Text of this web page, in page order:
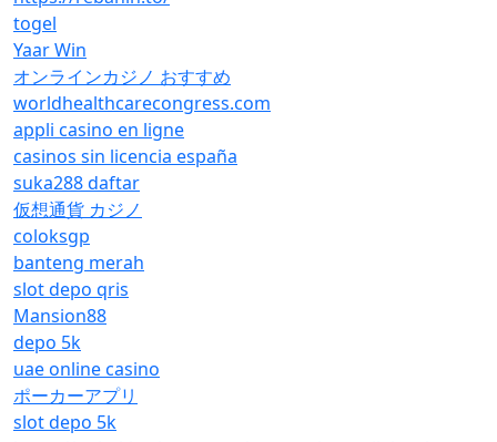
togel
Yaar Win
オンラインカジノ おすすめ
worldhealthcarecongress.com
appli casino en ligne
casinos sin licencia españa
suka288 daftar
仮想通貨 カジノ
coloksgp
banteng merah
slot depo qris
Mansion88
depo 5k
uae online casino
ポーカーアプリ
slot depo 5k